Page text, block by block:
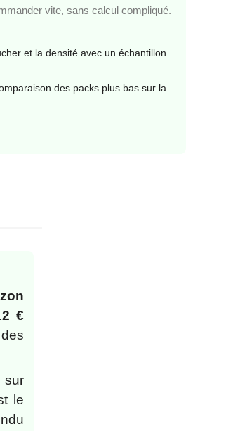
vite, sans calcul compliqué.
et la densité avec un échantillon.
des packs plus bas sur la
€
sur
le